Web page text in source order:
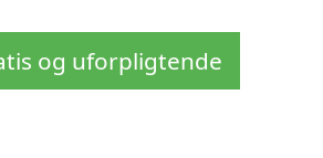
og uforpligtende